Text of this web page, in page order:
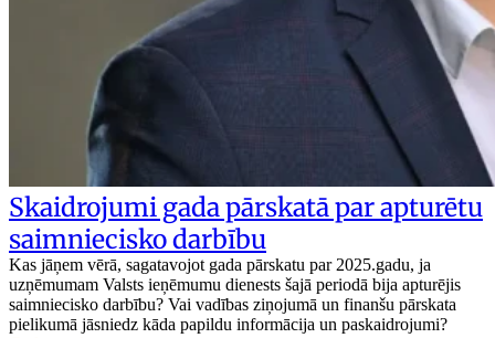
Skaidrojumi gada pārskatā par apturētu
saimniecisko darbību
Kas jāņem vērā, sagatavojot gada pārskatu par 2025.gadu, ja
uzņēmumam Valsts ieņēmumu dienests šajā periodā bija apturējis
saimniecisko darbību? Vai vadības ziņojumā un finanšu pārskata
pielikumā jāsniedz kāda papildu informācija un paskaidrojumi?